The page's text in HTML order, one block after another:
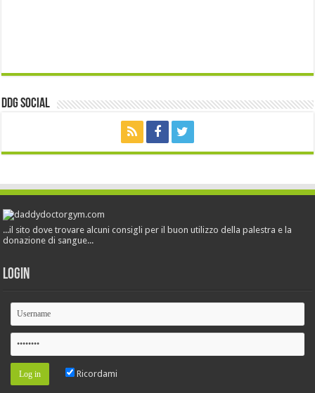
ddg Social
...il sito dove trovare alcuni consigli per il buon utilizzo della palestra e la
donazione di sangue...
Login
Ricordami